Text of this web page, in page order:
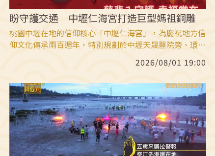
盼守護交通 中壢仁海宮打造巨型媽祖銅雕
桃園中壢在地的信仰核心「中壢仁海宮」，為慶祝地方信
仰文化傳承兩百週年，特別規劃於中壢天晟醫院旁、環北
達17公尺的大型「媽祖意象銅雕」。這項文化地標建
透過媽祖慈悲庇境的精神，守護南北往來的通勤車流與市
民行旅平安，成為中壢街頭最具溫度的安定力量。
2026/08/01 19:00